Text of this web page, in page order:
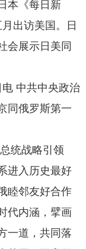
本《每日新
出访美国。日
会展示日美同
中共中央政治
同俄罗斯第一
统战略引领
进入历史最好
睦邻友好合作
代内涵，擘画
一道，共同落